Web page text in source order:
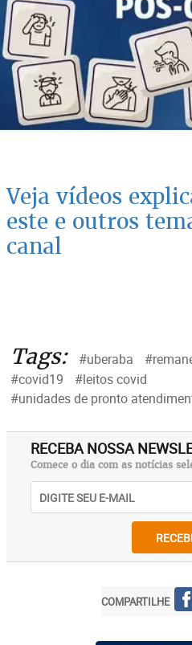
Veja vídeos
este e outros
canal
Tags: #uberaba
#covid19
#leitos covid
#unidades de pronto
RECEBA NOSSA
Comece o dia com as notícias
COMPARTILHE